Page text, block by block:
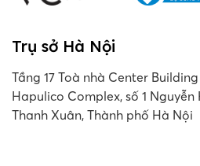
Trụ sở Hà Nội
Tầng 17 Toà nhà Center Building
Hapulico Complex, số 1
Thanh Xuân, Thành phố Hà Nội